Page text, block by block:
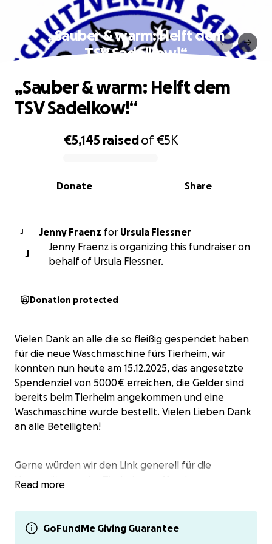
„Sauber & warm: Helft dem
TSV Sadelkow!“
0% complete
€5,145 raisedof€5K
Share
Donate
„Sauber & warm: Helft dem
TSV Sadelkow!“
J Jenny Fraenz for Ursula Flessner
J
Jenny Fraenz is organizing this fundraiser on
behalf of Ursula Flessner.
Donation protected
Vielen Dank an alle die so fleißig gespendet haben
für die neue Waschmaschine fürs Tierheim, wir
konnten nun heute am 15.12.2025, das angesetzte
Spendenziel von 5000€ erreichen, die Gelder sind
bereits beim Tierheim angekommen und eine
Waschmaschine wurde bestellt. Vielen Lieben Dank
an alle Beteiligten!
Gerne würden wir den Link generell für die
Unterstützung des Tierheimes offen lassen.
Read more
GoFundMe Giving Guarantee